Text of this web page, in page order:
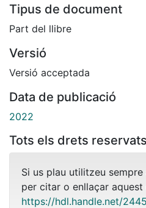
Tipus de document
Part del llibre
Versió
Versió acceptada
Data de publicació
2022
Tots els drets reservats
Si us plau utilitzeu
per citar o enllaçar
https://hdl.handle.net/